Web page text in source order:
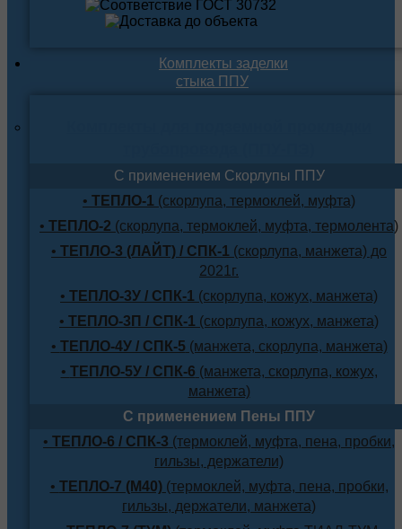
Комплекты заделки
стыка ППУ
С применением Скорлупы ППУ
• ТЕПЛО-1 (скорлупа, термоклей, муфта)
• ТЕПЛО-2 (скорлупа, термоклей, муфта, термолента)
• ТЕПЛО-3 (ЛАЙТ) / СПК-1 (скорлупа, манжета) до
2021г.
• ТЕПЛО-3У / СПК-1 (скорлупа, кожух, манжета)
• ТЕПЛО-3П / СПК-1 (скорлупа, кожух, манжета)
• ТЕПЛО-4У / СПК-5 (манжета, скорлупа, манжета)
• ТЕПЛО-5У / СПК-6 (манжета, скорлупа, кожух,
манжета)
С применением Пены ППУ
• ТЕПЛО-6 / СПК-3 (термоклей, муфта, пена, пробки,
гильзы, держатели)
• ТЕПЛО-7 (М40)(термоклей, муфта, пена, пробки,
гильзы, держатели, манжета)